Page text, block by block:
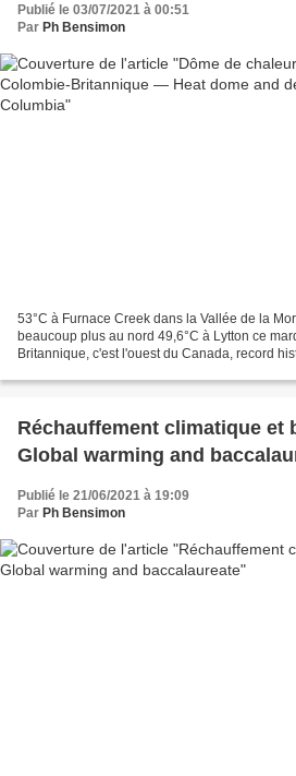
Publié le 03/07/2021 à 00:51
Par Ph Bensimon
53°C à Furnace Creek dans la Vallée de la
beaucoup plus au nord 49,6°C à Lytton ce
Britannique, c'est l'ouest du Canada, record
Réchauffement climatique et
Global warming and
Publié le 21/06/2021 à 19:09
Par Ph Bensimon